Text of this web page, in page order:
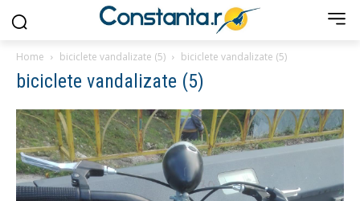
Home biciclete vandalizate (5) biciclete vandalizate (5)
biciclete vandalizate (5)